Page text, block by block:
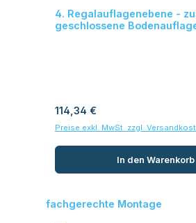
4. Regalauflagenebene -
geschlossene
Regulärer Preis:
114,34 €
Preise exkl. MwSt. zzgl.
In den Warenkorb
Produktgalerie überspringen
fachgerechte Montage